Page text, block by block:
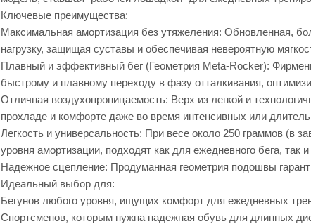
Ключевые преимущества:
Максимальная амортизация без утяжеления: Обновленная,
нагрузку, защищая суставы и обеспечивая невероятную
Плавный и эффективный бег (Геометрия Meta-Rocker):
быстрому и плавному переходу в фазу отталкивания,
Отличная воздухопроницаемость: Верх из легкой и
прохладе и комфорте даже во время интенсивных или
Легкость и универсальность: При весе около 250 граммов (в
уровня амортизации, подходят как для ежедневного бега,
Надежное сцепление: Продуманная геометрия подошвы
Идеальный выбор для:
Бегунов любого уровня, ищущих комфорт для ежедневных
Спортсменов, которым нужна надежная обувь для длинных